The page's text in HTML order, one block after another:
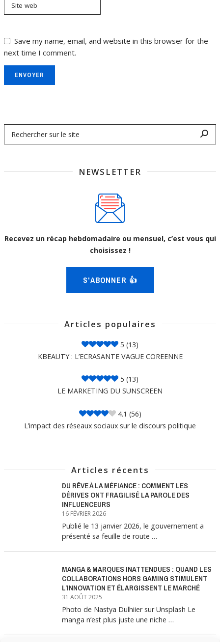
Site web
Save my name, email, and website in this browser for the
next time I comment.
ENVOYER
NEWSLETTER
Recevez un récap hebdomadaire ou mensuel, c’est vous qui
choisissez !
S'ABONNER 👍
Articles populaires
5 (13)
KBEAUTY : L’ECRASANTE VAGUE COREENNE
5 (13)
LE MARKETING DU SUNSCREEN
4.1 (56)
L’impact des réseaux sociaux sur le discours politique
Articles récents
DU RÊVE À LA MÉFIANCE : COMMENT LES
DÉRIVES ONT FRAGILISÉ LA PAROLE DES
INFLUENCEURS
16 FÉVRIER 2026
Publié le 13 janvier 2026, le gouvernement a
présenté sa feuille de route …
MANGA & MARQUES INATTENDUES : QUAND LES
COLLABORATIONS HORS GAMING STIMULENT
L’INNOVATION ET ÉLARGISSENT LE MARCHÉ
31 AOÛT 2025
Photo de Nastya Dulhiier sur Unsplash Le
manga n’est plus juste une niche …